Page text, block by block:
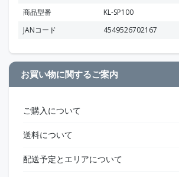
商品型番
KL-SP100
JANコード
4549526702167
お買い物に関するご案内
ご購入について
送料について
配送予定とエリアについて